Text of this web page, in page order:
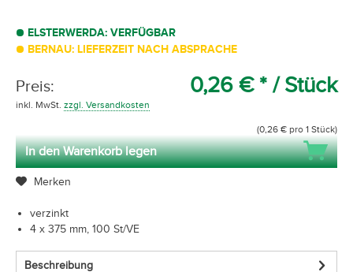
ELSTERWERDA: VERFÜGBAR
BERNAU: LIEFERZEIT NACH ABSPRACHE
Preis: 0,26 € * / Stück
inkl. MwSt. zzgl. Versandkosten
(0,26 € pro 1 Stück)
In den Warenkorb legen
Merken
verzinkt
4 x 375 mm, 100 St/VE
Beschreibung